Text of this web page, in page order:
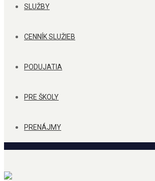
SLUŽBY
CENNÍK SLUŽIEB
PODUJATIA
PRE ŠKOLY
PRENÁJMY